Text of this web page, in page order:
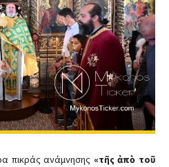
πικράς ανάμνησης «τῆς ἀπὸ τοῦ